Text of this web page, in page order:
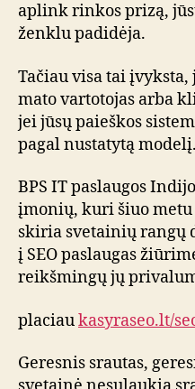
aplink rinkos prizą,
ženklu padidėja.
Tačiau visa tai
mato vartotojas arba
jei jūsų paieškos
pagal nustatytą modelį.
BPS IT paslaugos
įmonių, kuri šiuo metu
skiria svetainių rangų
į SEO paslaugas
reikšmingų jų
placiaukasyraseo.lt/
Geresnis srautas,